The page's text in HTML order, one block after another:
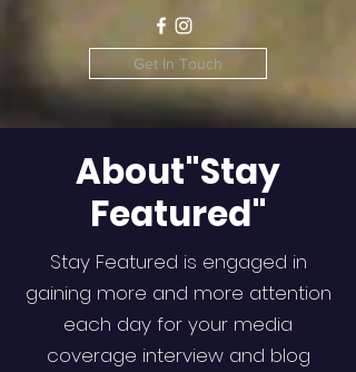
Get In Touch
About"Stay
Featured"
Stay Featured is engaged in
gaining more and more attention
each day for your media
coverage interview and blog